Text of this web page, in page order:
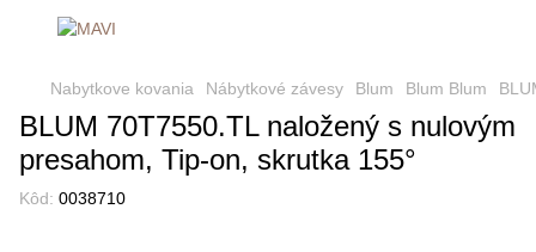
Nabytkove kovania Nábytkové závesy Blum Blum Blum
BLUM 70T7550.TL naložený s nulovým
presahom, Tip-on, skrutka 155°
Kôd: 0038710